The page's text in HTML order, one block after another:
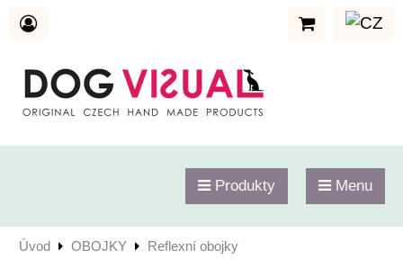
Produkty Menu
Úvod OBOJKY Reflexní obojky